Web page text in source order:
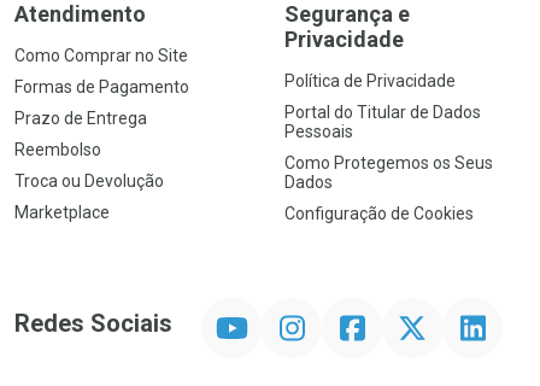
Atendimento
Como Comprar no Site
Formas de Pagamento
Prazo de Entrega
Reembolso
Troca ou Devolução
Marketplace
Segurança e
Privacidade
Política de Privacidade
Portal do Titular de Dados
Pessoais
Como Protegemos os Seus
Dados
Configuração de Cookies
Redes Sociais InstagramFacebookTwitter Linkedin